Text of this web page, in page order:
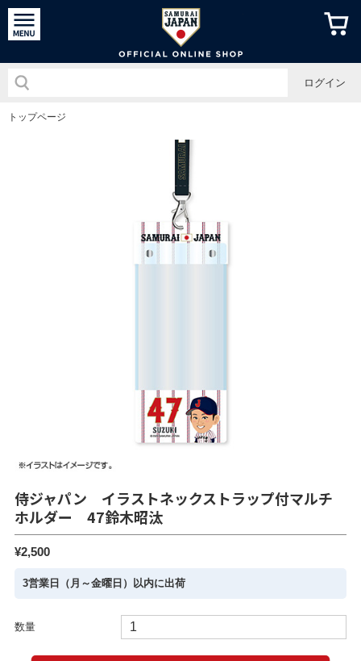
侍ジャパ
ログイン
トップページ
侍ジャパン イラストネックストラップ付マルチ
ホルダー 47鈴木昭汰
¥2,500
3営業日（月～金曜日）以内に出荷
数量